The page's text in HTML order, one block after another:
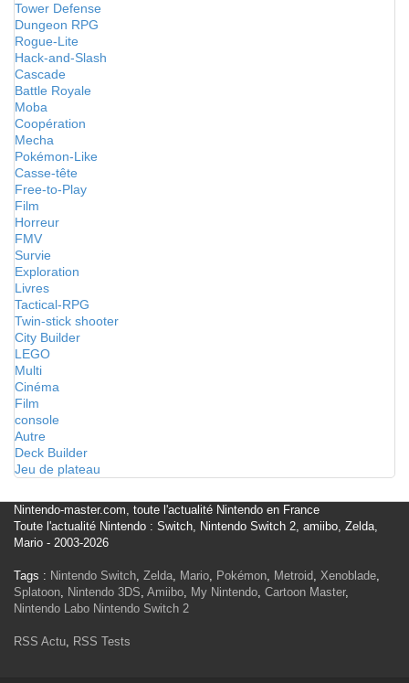
Tower Defense
Dungeon RPG
Rogue-Lite
Hack-and-Slash
Cascade
Battle Royale
Moba
Coopération
Mecha
Pokémon-Like
Casse-tête
Free-to-Play
Film
Horreur
FMV
Survie
Exploration
Livres
Tactical-RPG
Twin-stick shooter
City Builder
LEGO
Multi
Cinéma
Film
console
Autre
Deck Builder
Jeu de plateau
Nintendo-master.com, toute l'actualité Nintendo en France
Toute l'actualité Nintendo : Switch, Nintendo Switch 2, amiibo, Zelda,
Mario - 2003-2026
Tags : Nintendo Switch, Zelda, Mario, Pokémon, Metroid, Xenoblade,
Splatoon, Nintendo 3DS, Amiibo, My Nintendo, Cartoon Master,
Nintendo Labo Nintendo Switch 2
RSS Actu, RSS Tests